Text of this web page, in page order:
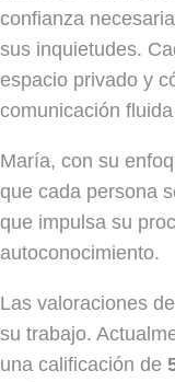
confianza
sus inquietudes.
espacio privado y
comunicación
María, con su
que cada persona
que impulsa su
autoconocimiento.
Las valoraciones
su trabajo.
una calificación de